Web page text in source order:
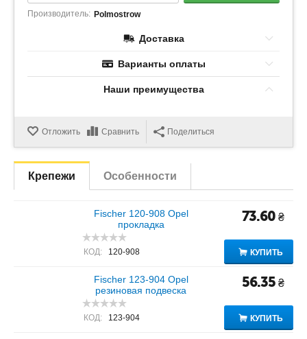
Производитель: Polmostrow
Доставка
Варианты оплаты
Наши преимущества
Отложить Сравнить Поделиться
Крепежи Особенности
Fischer 120-908 Opel
прокладка
КОД: 120-908
73.60 ₴
КУПИТЬ
Fischer 123-904 Opel
резиновая подвеска
КОД: 123-904
56.35 ₴
КУПИТЬ